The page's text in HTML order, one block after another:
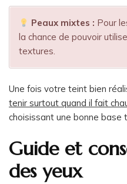
Peaux mixtes : Pour
la chance de pouvoir
textures.
Une fois votre teint bien
tenir surtout quand il fait
choisissant une bonne base
Guide et
des yeux